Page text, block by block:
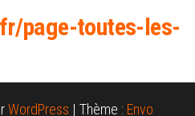
page-toutes-les-
WordPress | Thème : Envo